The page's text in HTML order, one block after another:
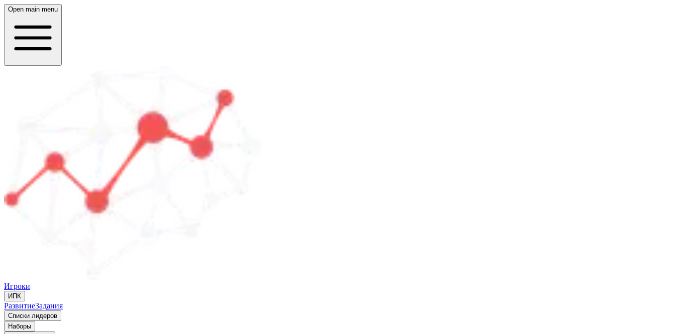
Open main menu
Игроки
ИПК
РазвитиеЗадания
Списки лидеров
Наборы